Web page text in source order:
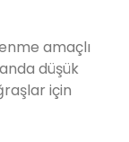
amaçlı
düşük
için